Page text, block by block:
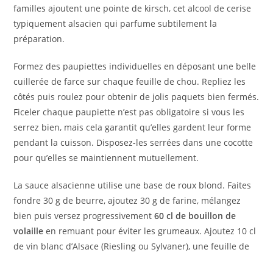
familles ajoutent une pointe de kirsch, cet alcool de cerise
typiquement alsacien qui parfume subtilement la
préparation.
Formez des paupiettes individuelles en déposant une belle
cuillerée de farce sur chaque feuille de chou. Repliez les
côtés puis roulez pour obtenir de jolis paquets bien fermés.
Ficeler chaque paupiette n’est pas obligatoire si vous les
serrez bien, mais cela garantit qu’elles gardent leur forme
pendant la cuisson. Disposez-les serrées dans une cocotte
pour qu’elles se maintiennent mutuellement.
La sauce alsacienne utilise une base de roux blond. Faites
fondre 30 g de beurre, ajoutez 30 g de farine, mélangez
bien puis versez progressivement60 cl de bouillon de
volaille en remuant pour éviter les grumeaux. Ajoutez 10 cl
de vin blanc d’Alsace (Riesling ou Sylvaner), une feuille de